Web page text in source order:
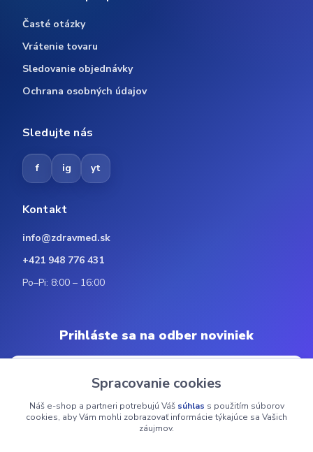
Časté otázky
Vrátenie tovaru
Sledovanie objednávky
Ochrana osobných údajov
Sledujte nás
f ig yt
Kontakt
info@zdravmed.sk
+421 948 776 431
Po–Pi: 8:00 – 16:00
Prihláste sa na odber noviniek
Odoberať
Spracovanie cookies
Náš e-shop a partneri potrebujú Váš súhlas s použitím súborov
cookies, aby Vám mohli zobrazovať informácie týkajúce sa Vašich
záujmov.